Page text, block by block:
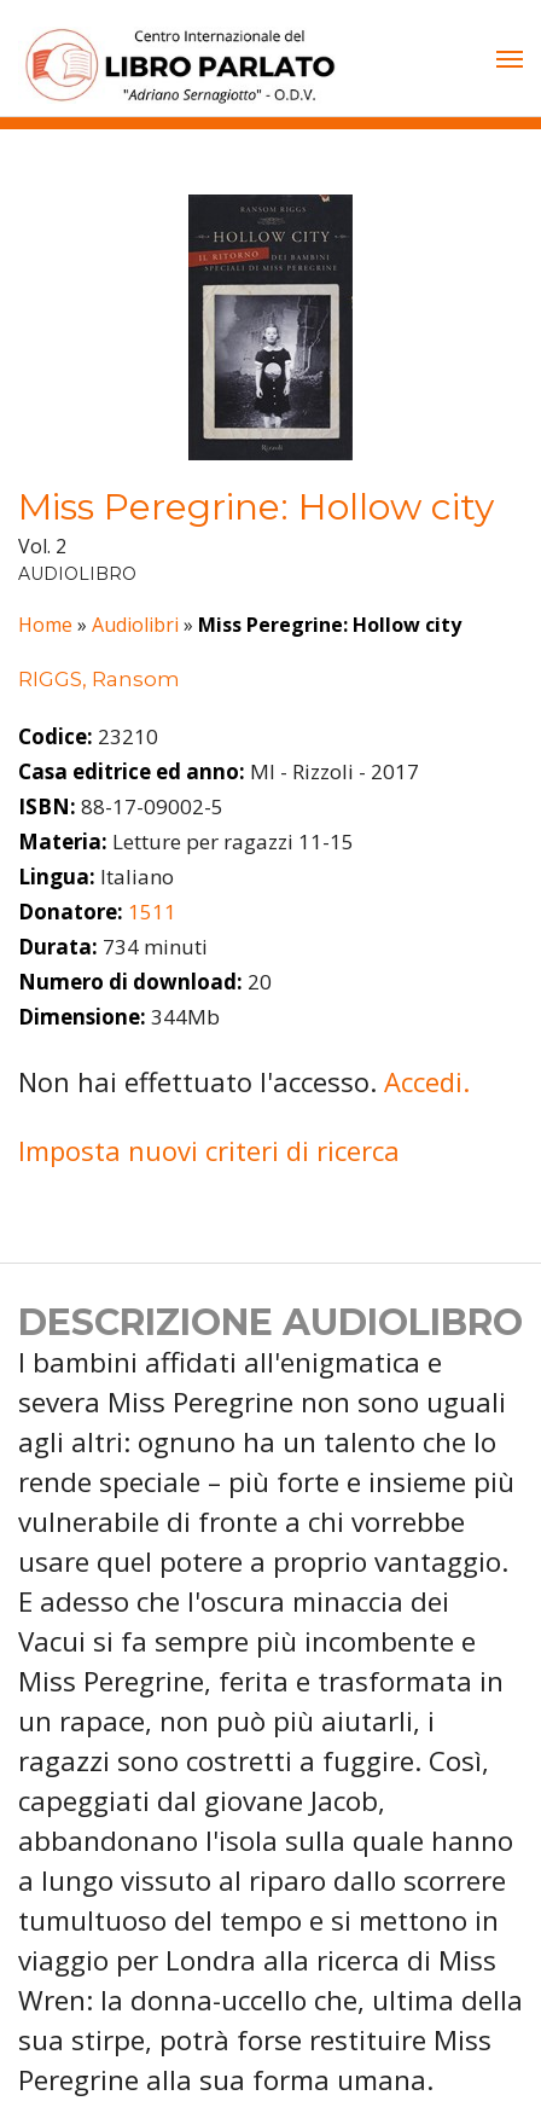
contenuto
Miss Peregrine: Hollow city
Vol. 2
AUDIOLIBRO
Home » Audiolibri » Miss Peregrine: Hollow city
RIGGS, Ransom
Codice: 23210
Casa editrice ed anno: MI - Rizzoli - 2017
ISBN: 88-17-09002-5
Materia: Letture per ragazzi 11-15
Lingua: Italiano
Donatore: 1511
Durata: 734 minuti
Numero di download: 20
Dimensione: 344Mb
Non hai effettuato l'accesso. Accedi.
Imposta nuovi criteri di ricerca
DESCRIZIONE AUDIOLIBRO
I bambini affidati all'enigmatica e
severa Miss Peregrine non sono uguali
agli altri: ognuno ha un talento che lo
rende speciale – più forte e insieme più
vulnerabile di fronte a chi vorrebbe
usare quel potere a proprio vantaggio.
E adesso che l'oscura minaccia dei
Vacui si fa sempre più incombente e
Miss Peregrine, ferita e trasformata in
un rapace, non può più aiutarli, i
ragazzi sono costretti a fuggire. Così,
capeggiati dal giovane Jacob,
abbandonano l'isola sulla quale hanno
a lungo vissuto al riparo dallo scorrere
tumultuoso del tempo e si mettono in
viaggio per Londra alla ricerca di Miss
Wren: la donna-uccello che, ultima della
sua stirpe, potrà forse restituire Miss
Peregrine alla sua forma umana.